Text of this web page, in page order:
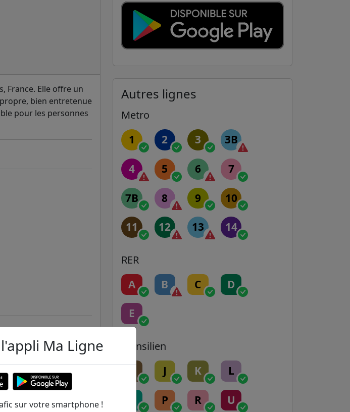
France. Elle offre un
bien entretenue
pour les personnes
Autres lignes
Metro
1 2 3 3B
4 5 6 7
7B 8 9 10
11 12 13 14
RER
A B C D
E
Transilien
J K L
P R U
Ma Ligne
sur votre smartphone !